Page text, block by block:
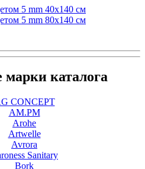
5 mm 40х140 см
5 mm 80х140 см
марки каталога
CONCEPT
AM.PM
Arohe
Artwelle
Avrora
Sanitary
Bork